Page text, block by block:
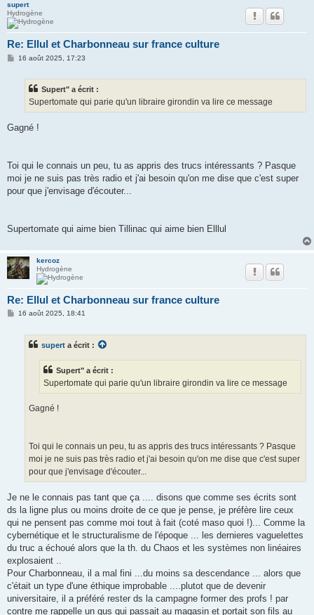
supert
Hydrogène
Re: Ellul et Charbonneau sur france culture
M16 août 2025, 17:23
Supert" a écrit :
Supertomate qui parie qu'un libraire girondin va lire ce message
Gagné !
Toi qui le connais un peu, tu as appris des trucs intéressants ? Pasque
moi je ne suis pas très radio et j'ai besoin qu'on me dise que c'est super
pour que j'envisage d'écouter...
Supertomate qui aime bien Tillinac qui aime bien Elllul
kercoz
Hydrogène
Re: Ellul et Charbonneau sur france culture
M16 août 2025, 18:41
supert a écrit :
Supert" a écrit :
Supertomate qui parie qu'un libraire girondin va lire ce message
Gagné !
Toi qui le connais un peu, tu as appris des trucs intéressants ? Pasque
moi je ne suis pas très radio et j'ai besoin qu'on me dise que c'est super
pour que j'envisage d'écouter...
Je ne le connais pas tant que ça .... disons que comme ses écrits sont
ds la ligne plus ou moins droite de ce que je pense, je préfère lire ceux
qui ne pensent pas comme moi tout à fait (coté maso quoi !)... Comme la
cybernétique et le structuralisme de l'époque ... les dernieres vaguelettes
du truc a échoué alors que la th. du Chaos et les systèmes non linéaires
explosaient ..
Pour Charbonneau, il a mal fini ...du moins sa descendance ... alors que
c'était un type d'une éthique improbable ....plutot que de devenir
universitaire, il a préféré rester ds la campagne former des profs ! par
contre me rappelle un gus qui passait au magasin et portait son fils au